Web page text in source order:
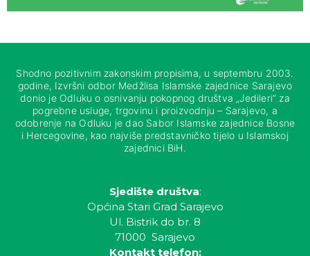
Shodno pozitivnim zakonskim propisima, u septembru 2003.
godine, Izvršni odbor Medžlisa Islamske zajednice Sarajevo
donio je Odluku o osnivanju pokopnog društva „Jedileri“ za
pogrebne usluge, trgovinu i proizvodnju – Sarajevo, a
odobrenje na Odluku je dao Sabor Islamske zajednice Bosne
i Hercegovine, kao najviše predstavničko tijelo u Islamskoj
zajednici BiH.
Sjedište društva:
Općina Stari Grad Sarajevo
Ul. Bistrik do br. 8
71000 Sarajevo
Kontakt telefon: